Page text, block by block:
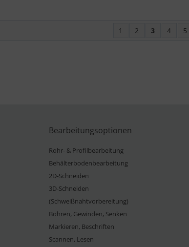
1 2 3 4 5
Bearbeitungsoptionen
Rohr- & Profilbearbeitung
Behälterbodenbearbeitung
2D-Schneiden
3D-Schneiden
(Schweißnahtvorbereitung)
Bohren, Gewinden, Senken
Markieren, Beschriften
Scannen, Lesen